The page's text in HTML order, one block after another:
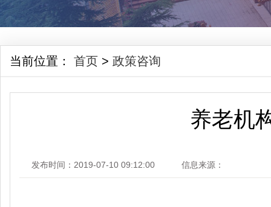
当前位置： 首页 > 政策咨询
养老机
发布时间：2019-07-10 09:12:00 信息来源：